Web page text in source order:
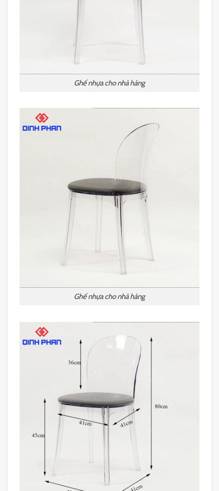
Ghế nhựa cho nhà hàng
Ghế nhựa cho nhà hàng